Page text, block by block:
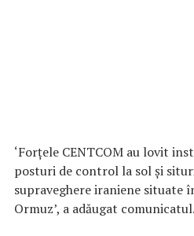
‘Forțele CENTCOM au lovit
posturi de control la sol și
supraveghere iraniene situate
Ormuz’, a adăugat comunicatul.